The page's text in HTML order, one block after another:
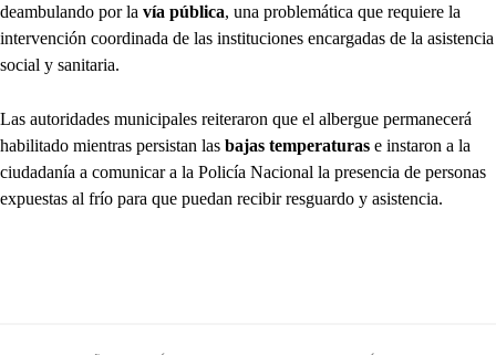
deambulando por la vía pública, una problemática que requiere la
intervención coordinada de las instituciones encargadas de la asistencia
social y sanitaria.
Las autoridades municipales reiteraron que el albergue permanecerá
habilitado mientras persistan las bajas temperaturas e instaron a la
ciudadanía a comunicar a la Policía Nacional la presencia de personas
expuestas al frío para que puedan recibir resguardo y asistencia.